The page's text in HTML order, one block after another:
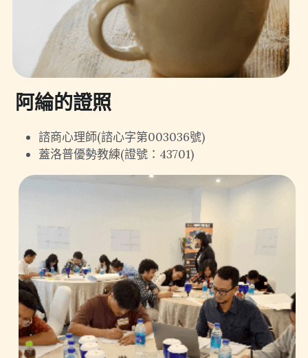
阿綸的證照
諮商心理師(諮心字第003036號)
蓋洛普優勢教練(證號：43701)